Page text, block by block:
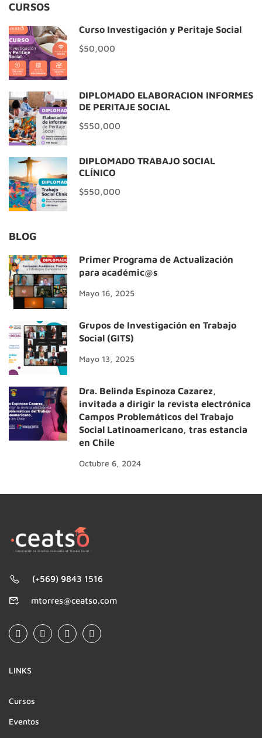
CURSOS
Curso Investigación y Peritaje Social
$50,000
DIPLOMADO ELABORACIÓN INFORMES
DE PERITAJE SOCIAL
$550,000
DIPLOMADO TRABAJO SOCIAL
CLÍNICO
$550,000
BLOG
Primer Programa de Actualización
para académic@s
Mayo 16, 2025
Grupos de Investigación en Trabajo
Social (GITS)
Mayo 13, 2025
Dra. Belinda Espinoza Cazarez,
invitada a dirigir la revista electrónica
Campos Problemáticos del Trabajo
Social Latinoamericano, tras estancia
en Chile
Octubre 6, 2024
(+569) 9843 1516
mtorres@ceatso.com
LINKS
Cursos
Eventos